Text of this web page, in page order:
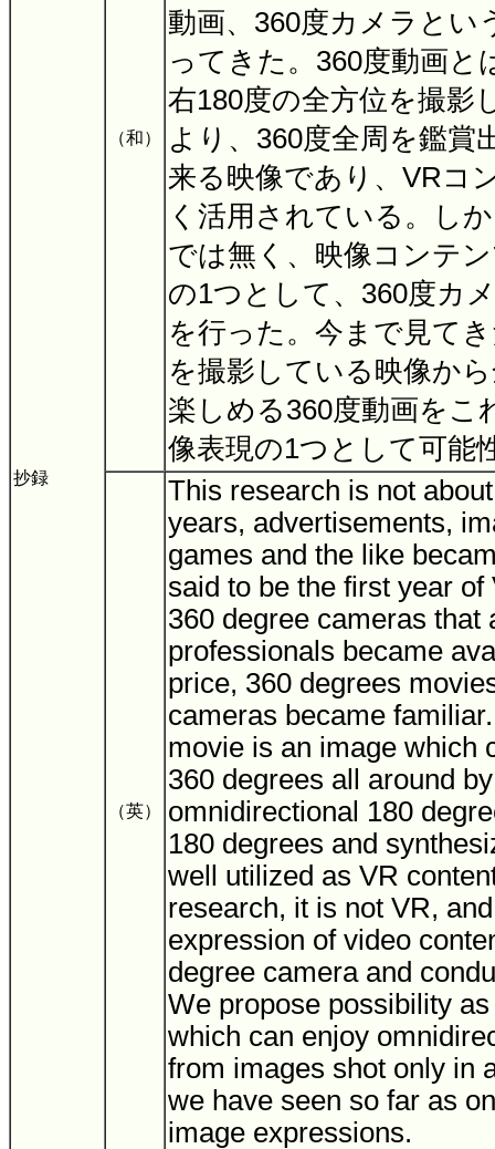
抄録
（和）
動画、360度カメラとい
ってきた。360度動画と
右180度の全方位を撮影
より、360度全周を鑑賞
来る映像であり、VRコ
く活用されている。し
では無く、映像コンテ
の1つとして、360度カ
を行った。今まで見て
を撮影している映像か
楽しめる360度動画をこ
像表現の1つとして可能
（英）
This research is not
years, advertisements,
games and the like
said to be the first year of
360 degree cameras that
professionals became
price, 360 degrees
cameras became
movie is an image which
360 degrees all around
omnidirectional 180
180 degrees and
well utilized as VR
research, it is not VR,
expression of video
degree camera and
We propose possibility
which can enjoy
from images shot only in
we have seen so far as
image expressions.